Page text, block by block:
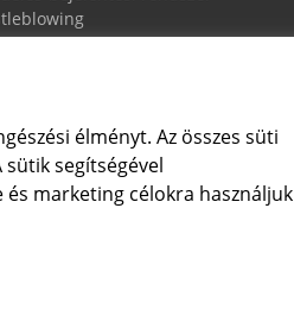
élményt. Az összes süti
segítségével
marketing célokra használjuk